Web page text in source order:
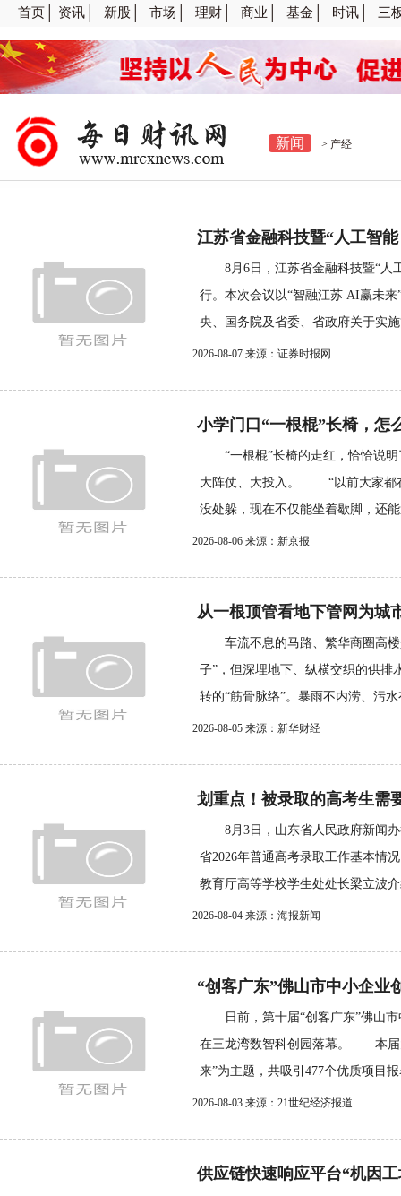
首页│ 资讯│ 新股│ 市场│ 理财│ 商业│ 基金│ 时讯│ 三
新闻 > 产经
江苏省金融科技暨“人工智
8月6日，江苏省金融科技暨“人
行。本次会议以“智融江苏 AI赢未
央、国务院及省委、省政府关于实
2026-08-07 来源：证券时报网
小学门口“一根棍”长椅，怎
“一根棍”长椅的走红，恰恰说明
大阵仗、大投入。 “以前大家都
没处躲，现在不仅能坐着歇脚，还
2026-08-06 来源：新京报
从一根顶管看地下管网为城
车流不息的马路、繁华商圈高楼
子”，但深埋地下、纵横交织的供排
转的“筋骨脉络”。暴雨不内涝、污
2026-08-05 来源：新华财经
划重点！被录取的高考生需
8月3日，山东省人民政府新闻办
省2026年普通高考录取工作基本
教育厅高等学校学生处处长梁立波
2026-08-04 来源：海报新闻
“创客广东”佛山市中小企业
日前，第十届“创客广东”佛山市
在三龙湾数智科创园落幕。 本届
来”为主题，共吸引477个优质项目
2026-08-03 来源：21世纪经济报道
供应链快速响应平台“机因